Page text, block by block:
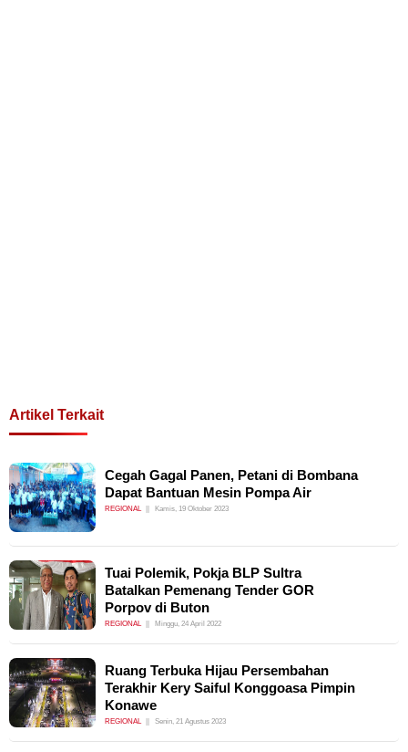
Artikel Terkait
Cegah Gagal Panen, Petani di Bombana
Dapat Bantuan Mesin Pompa Air
REGIONAL Kamis, 19 Oktober 2023
Tuai Polemik, Pokja BLP Sultra
Batalkan Pemenang Tender GOR
Porpov di Buton
REGIONAL Minggu, 24 April 2022
Ruang Terbuka Hijau Persembahan
Terakhir Kery Saiful Konggoasa Pimpin
Konawe
REGIONAL Senin, 21 Agustus 2023